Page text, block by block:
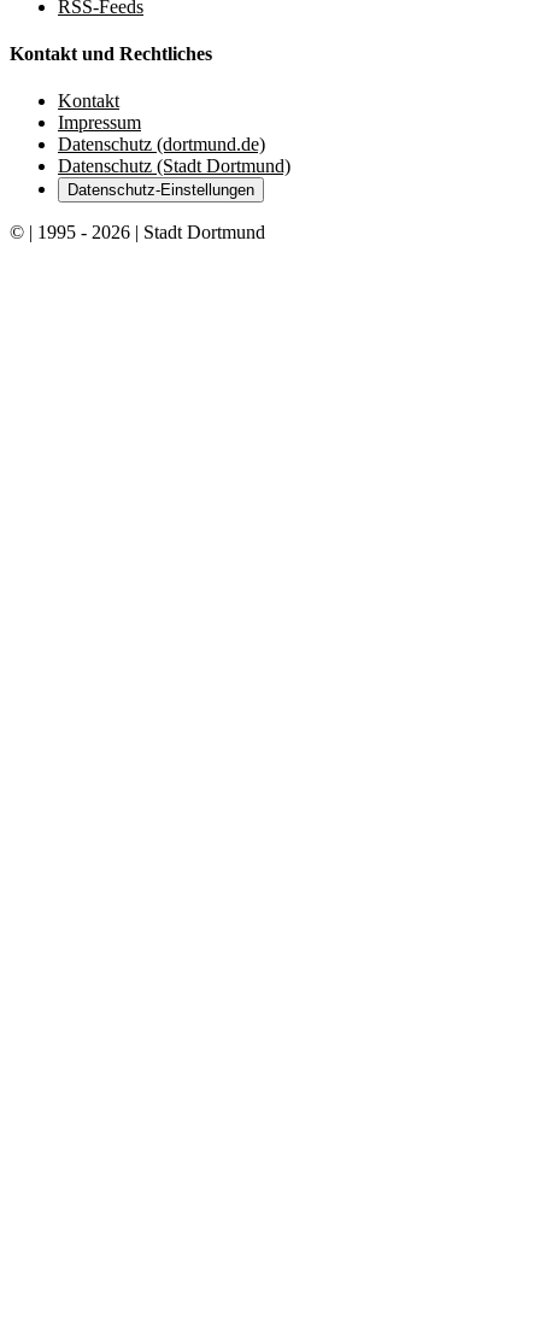
RSS-Feeds
Kontakt und Rechtliches
Kontakt
Impressum
Datenschutz (dortmund.de)
Datenschutz (Stadt Dortmund)
Datenschutz-Einstellungen
© | 1995 - 2026 | Stadt Dortmund